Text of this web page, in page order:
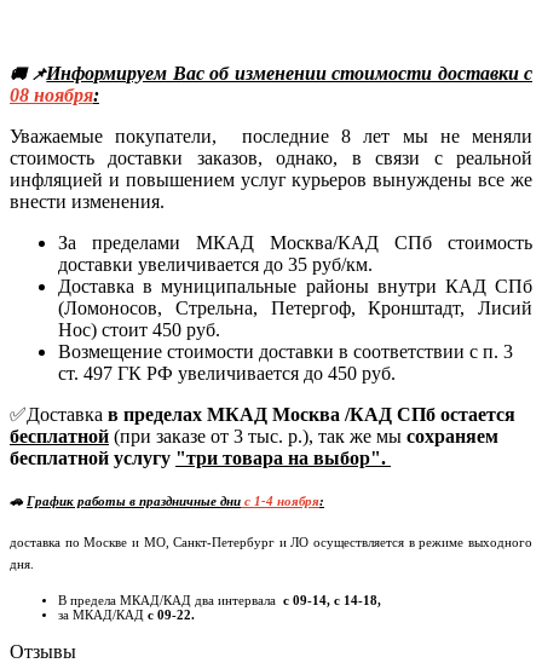
🚚 📌Информируем Вас об изменении стоимости доставки с
08 ноября:
Уважаемые покупатели, последние 8 лет мы не меняли
стоимость доставки заказов, однако, в связи с реальной
инфляцией и повышением услуг курьеров вынуждены все же
внести изменения.
За пределами МКАД Москва/КАД СПб стоимость
доставки увеличивается до 35 руб/км.
Доставка в муниципальные районы внутри КАД СПб
(Ломоносов, Стрельна, Петергоф, Кронштадт, Лисий
Нос) стоит 450 руб.
Возмещение стоимости доставки в соответствии с п. 3
ст. 497 ГК РФ увеличивается до 450 руб.
✅Доставка в пределах МКАД Москва /КАД СПб остается
бесплатной (при заказе от 3 тыс. р.), так же мы сохраняем
бесплатной услугу "три товара на выбор".
🚗 График работы в праздничные дни c 1-4 ноября:
доставка по Москве и МО, Санкт-Петербург и ЛО осуществляется в режиме выходного
дня.
В предела МКАД/КАД два интервала с 09-14, с 14-18,
за МКАД/КАД с 09-22.
Отзывы